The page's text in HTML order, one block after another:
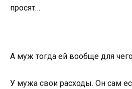
просят…
А муж тогда ей вообще для
У мужа свои расходы. Он сам